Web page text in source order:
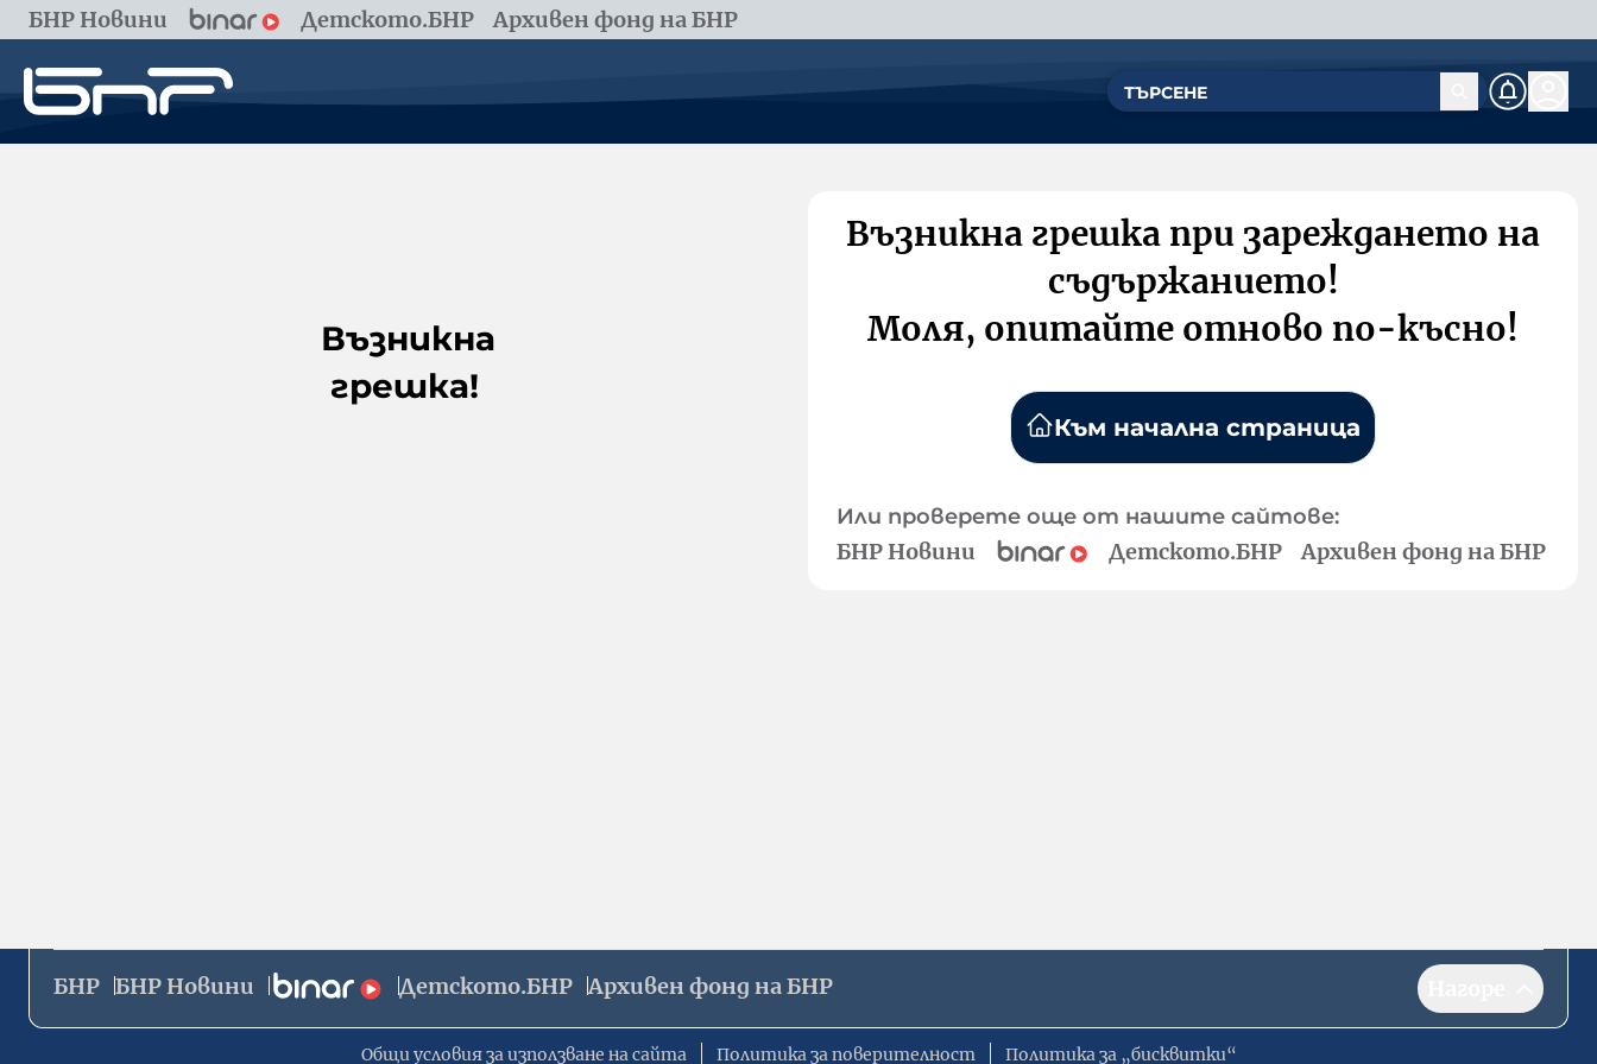
БНР Новини Детското.БНР Архивен фонд на БНР
Възникна
грешка!
Възникна грешка при зареждането на
съдържанието!
Моля, опитайте отново по-късно!
Към начална страница
Или проверете още от нашите сайтове:
БНР Новини Детското.БНР Архивен фонд на БНР
БНР БНР Новини Детското.БНР Архивен фонд на БНР
Общи условия за използване на сайта Политика за поверителност Политика за „бисквитки“